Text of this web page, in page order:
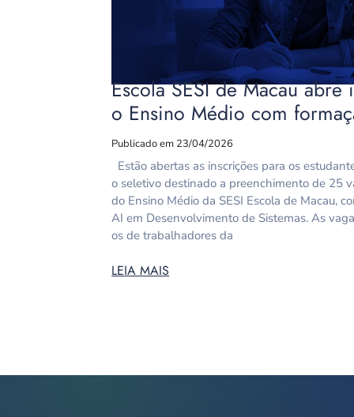
Escola SESI de Macau
o Ensino Médio com
Publicado em 23/04/2026
Estão abertas as inscrições para os
o seletivo destinado a preenchimento de 25
do Ensino Médio da SESI Escola de Macau,
AI em Desenvolvimento de Sistemas. As
os de trabalhadores da
LEIA MAIS